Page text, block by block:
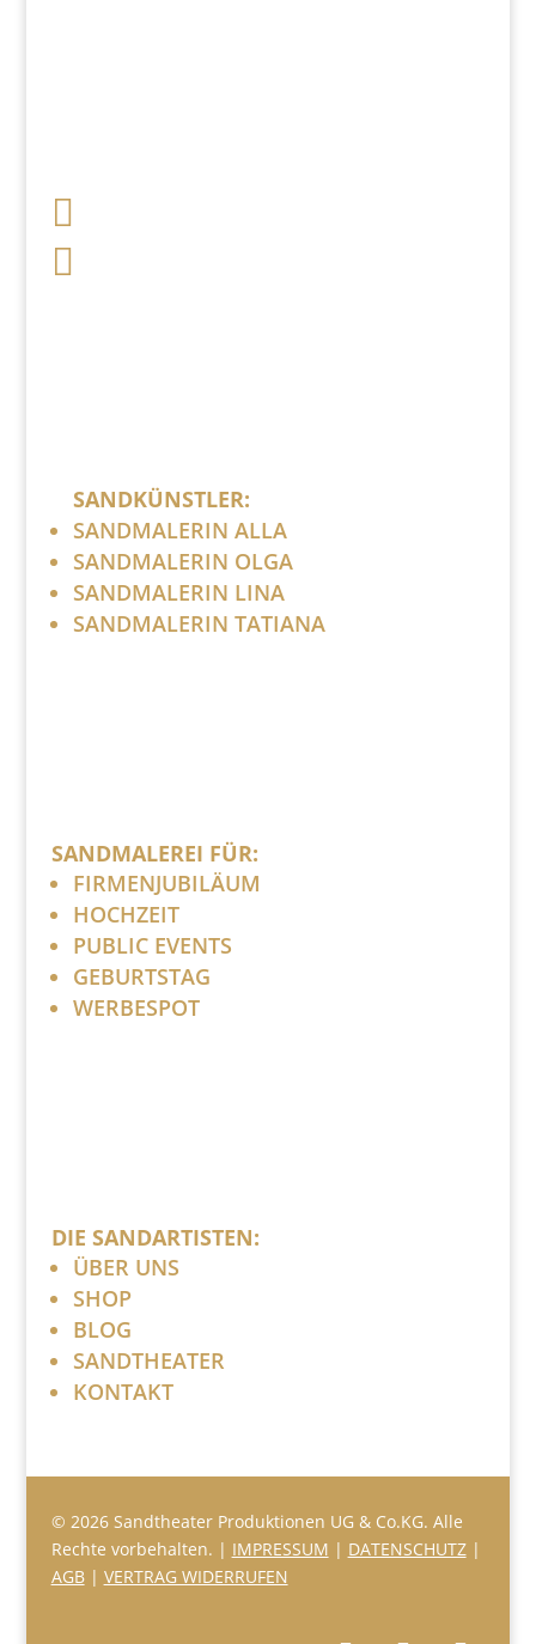


SANDKÜNSTLER:
SANDMALERIN ALLA
SANDMALERIN OLGA
SANDMALERIN LINA
SANDMALERIN TATIANA
SANDMALEREI FÜR:
FIRMENJUBILÄUM
HOCHZEIT
PUBLIC EVENTS
GEBURTSTAG
WERBESPOT
DIE SANDARTISTEN:
ÜBER UNS
SHOP
BLOG
SANDTHEATER
KONTAKT
© 2026 Sandtheater Produktionen UG & Co.KG. Alle
Rechte vorbehalten. | IMPRESSUM | DATENSCHUTZ|
AGB| VERTRAG WIDERRUFEN